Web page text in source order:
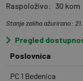
Raspoloživo: 30 kom
Stanje zaliha ažurirano:
Pregled
Poslovnica
PC 1 Bedenica